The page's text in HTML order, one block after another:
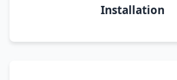
Installation